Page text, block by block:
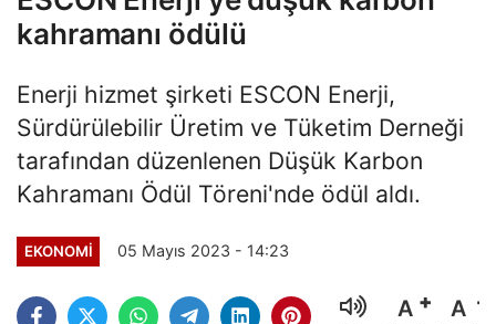
kahramanı ödülü
Enerji hizmet şirketi ESCON Enerji,
Sürdürülebilir Üretim ve Tüketim Derneği
tarafından düzenlenen Düşük Karbon
Kahramanı Ödül Töreni'nde ödül aldı.
EKONOMI 05 Mayıs 2023 - 14:23
A A